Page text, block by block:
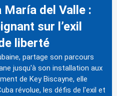
María del Valle :
sur l’exil
liberté
partage son parcours
jusqu'à son installation aux
de Key Biscayne, elle
révolue, les défis de l'exil et